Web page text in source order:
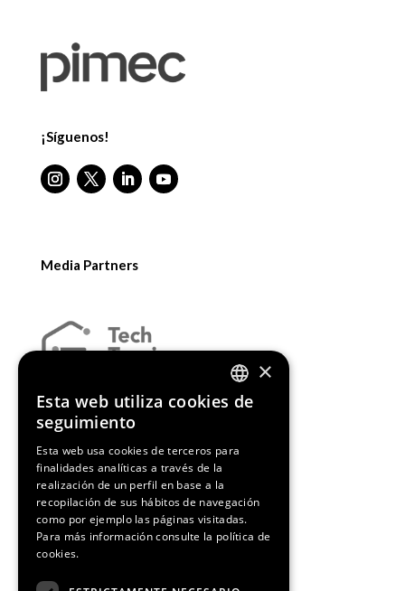
¡Síguenos!
Media Partners
ENGLISH
×
Esta web utiliza cookies de
seguimiento
Esta web usa cookies de terceros para
finalidades analíticas a través de la
realización de un perfil en base a la
recopilación de sus hábitos de navegación
como por ejemplo las páginas visitadas.
Para más información consulte la política de
cookies.